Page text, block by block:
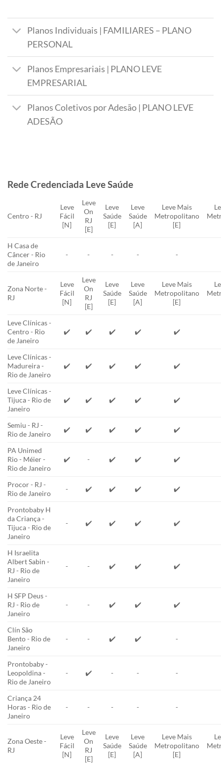
Planos Individuais | FAMILIARES – PLANO
PERSONAL
Planos Empresariais | PLANO LEVE
EMPRESARIAL
Planos Coletivos por Adesão | PLANO LEVE
ADESÃO
Rede Credenciada Leve Saúde
Centro - RJ
Leve
Fácil
[N]
Leve
On
RJ
[E]
Leve
Saúde
[E]
Leve
Saúde
[A]
Leve Mais
Metropolitano
[E]
H Casa de
Câncer - Rio
de Janeiro
- - - - -
Zona Norte -
RJ
Leve
Fácil
[N]
Leve
On
RJ
[E]
Leve
Saúde
[E]
Leve
Saúde
[A]
Leve Mais
Metropolitano
[E]
Leve Clínicas -
Centro - Rio
de Janeiro
✔️ ✔️ ✔️ ✔️ ✔️
Leve Clínicas -
Madureira -
Rio de Janeiro
✔️ ✔️ ✔️ ✔️ ✔️
Leve Clínicas -
Tijuca - Rio de
Janeiro
✔️ ✔️ ✔️ ✔️ ✔️
Semiu - RJ -
Rio de Janeiro
✔️ ✔️ ✔️ ✔️ ✔️
PA Unimed
Rio - Méier -
Rio de Janeiro
✔️ - ✔️ ✔️ ✔️
Procor - RJ -
Rio de Janeiro
- ✔️ ✔️ ✔️ ✔️
Prontobaby H
da Criança -
Tijuca - Rio de
Janeiro
- ✔️ ✔️ ✔️ ✔️
H Israelita
Albert Sabin -
RJ - Rio de
Janeiro
- - ✔️ ✔️ ✔️
H SFP Deus -
RJ - Rio de
Janeiro
- - ✔️ ✔️ ✔️
Clín São
Bento - Rio de
Janeiro
- - ✔️ ✔️ -
Prontobaby -
Leopoldina -
Rio de Janeiro
- ✔️ - - -
Criança 24
Horas - Rio de
Janeiro
- - - - -
Zona Oeste -
RJ
Leve
Fácil
[N]
Leve
On
RJ
[E]
Leve
Saúde
[E]
Leve
Saúde
[A]
Leve Mais
Metropolitano
[E]